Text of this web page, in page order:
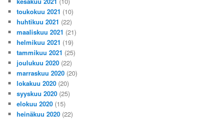
toukokuu 2021 (10)
huhtikuu 2021 (22)
maaliskuu 2021 (21)
helmikuu 2021 (19)
tammikuu 2021 (25)
joulukuu 2020 (22)
marraskuu 2020 (20)
lokakuu 2020 (20)
syyskuu 2020 (25)
elokuu 2020 (15)
heinäkuu 2020 (22)